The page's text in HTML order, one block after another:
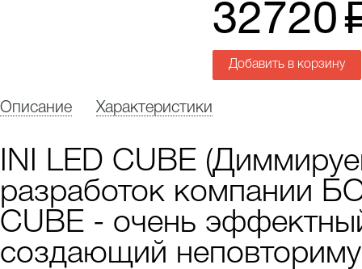
32720
Добавить в корзину
Описание Характеристики
INI LED CUBE
разработок компании
CUBE - очень
создающий